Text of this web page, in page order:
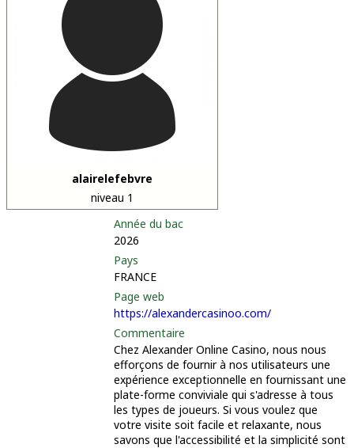
alairelefebvre
niveau 1
Année du bac
2026
Pays
FRANCE
Page web
https://alexandercasinoo.com/
Commentaire
Chez Alexander Online Casino, nous nous
efforçons de fournir à nos utilisateurs une
expérience exceptionnelle en fournissant une
plate-forme conviviale qui s'adresse à tous
les types de joueurs. Si vous voulez que
votre visite soit facile et relaxante, nous
savons que l'accessibilité et la simplicité sont